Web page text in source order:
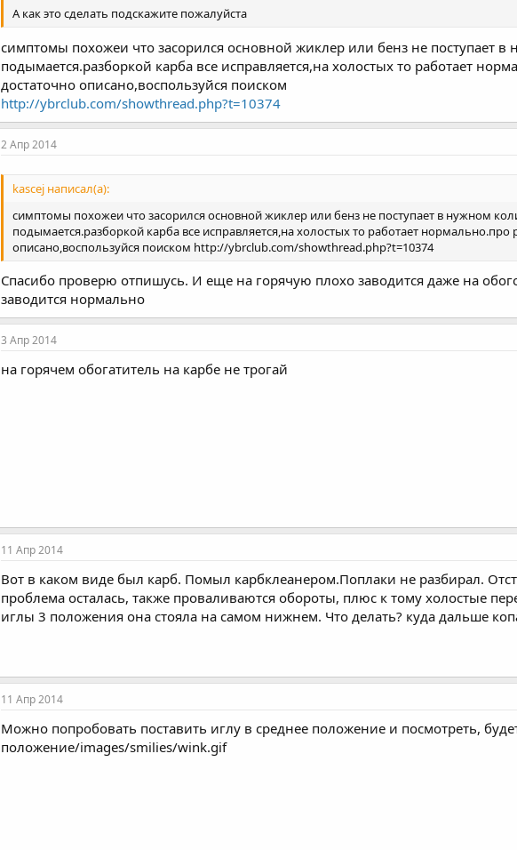
А как это сделать подскажите пожалуйста
симптомы похожеи что засорился основной жиклер или бенз не поступает
подымается.разборкой карба все исправляется,на холостых то работает
достаточно описано,воспользуйся поиском
http://ybrclub.com/showthread.php?t=10374
2 Апр 2014
kascej написал(а):
симптомы похожеи что засорился основной жиклер или бенз не поступает в нужном
подымается.разборкой карба все исправляется,на холостых то работает
описано,воспользуйся поиском http://ybrclub.com/showthread.php?t=10374
Спасибо проверю отпишусь. И еще на горячую плохо заводится даже на
заводится нормально
3 Апр 2014
на горячем обогатитель на карбе не трогай
11 Апр 2014
Вот в каком виде был карб. Помыл карбклеанером.Поплаки не разбирал.
проблема осталась, также проваливаются обороты, плюс к тому холостые
иглы 3 положения она стояла на самом нижнем. Что делать? куда дальше
11 Апр 2014
Можно попробовать поставить иглу в среднее положение и посмотреть,
положение/images/smilies/wink.gif